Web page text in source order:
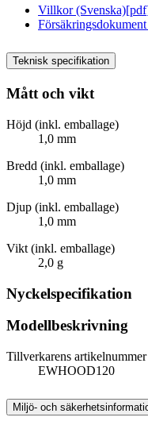
Villkor (Svenska)[pdf
Teknisk specifikation
Mått och vikt
Höjd (inkl. emballage)
1,0 mm
Bredd (inkl. emballage)
1,0 mm
Djup (inkl. emballage)
1,0 mm
Vikt (inkl. emballage)
2,0 g
Nyckelspecifikation
Modellbeskrivning
Tillverkarens artikelnummer
EWHOOD120
Miljö- och